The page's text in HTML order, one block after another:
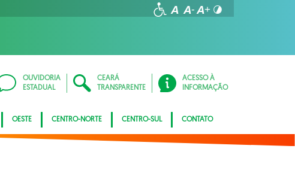
OUVIDORIA
ESTADUAL
CEARÁ
TRANSPARENTE
ACESSO À
INFORMAÇÃO
OESTE CENTRO-NORTE CENTRO-SUL CONTATO